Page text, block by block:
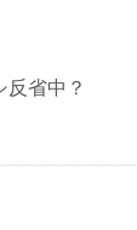
反省中？